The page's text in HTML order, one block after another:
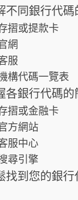
不同銀行代碼
摺或提款卡
網
服
構代碼一覽表
各銀行代碼的
摺或金融卡
方網站
服中心
尋引擎
找到您的銀行